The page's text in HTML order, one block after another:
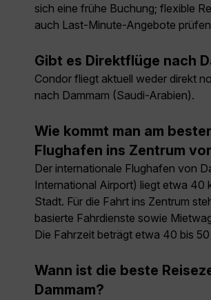
sich eine frühe Buchung; flexible
auch Last-Minute-Angebote
Gibt es Direktflüge nach
Condor fliegt aktuell weder direkt
nach Dammam (Saudi-Arabien).
Wie kommt man am
Flughafen ins Zentrum
Der internationale Flughafen von
International Airport) liegt etwa 40
Stadt. Für die Fahrt ins Zentrum
basierte Fahrdienste sowie
Die Fahrzeit beträgt etwa 40 bis
Wann ist die beste
Dammam?